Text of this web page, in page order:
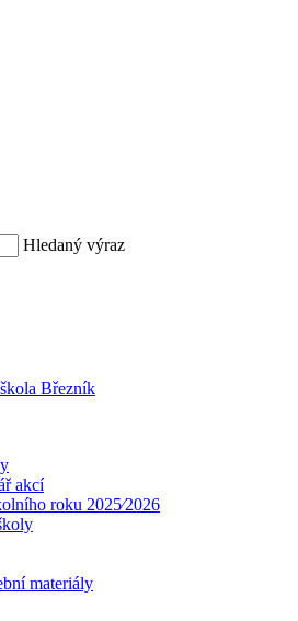
Hledaný výraz
Březník
akcí
roku 2025⁄2026
materiály